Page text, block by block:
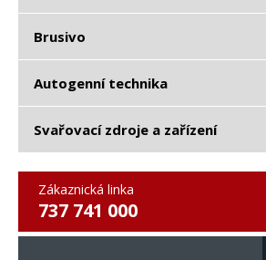
Brusivo
Autogenní technika
Svařovací zdroje a zařízení
Zákaznická linka
737 741 000